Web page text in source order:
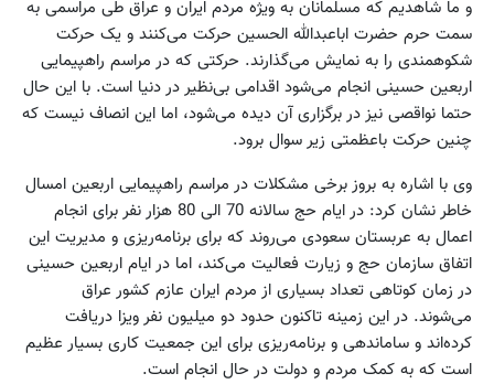
و ما شاهدیم که مسلمانان به ویژه مردم ایران و عراق طی مراسمی به
سمت حرم حضرت اباعبدالله الحسین حرکت می‌کنند و یک حرکت
شکوهمندی را به نمایش می‌گذارند. حرکتی که در مراسم راهپیمایی
اربعین حسینی انجام می‌شود اقدامی بی‌نظیر در دنیا است. با این حال
حتما نواقصی نیز در برگزاری آن دیده می‌شود، اما این انصاف نیست که
چنین حرکت باعظمتی زیر سوال برود.
وی با اشاره به بروز برخی مشکلات در مراسم راهپیمایی اربعین امسال
خاطر نشان کرد: در ایام حج سالانه 70 الی 80 هزار نفر برای انجام
اعمال به عربستان سعودی می‌روند که برای برنامه‌ریزی و مدیریت این
اتفاق سازمان حج و زیارت فعالیت می‌کند، اما در ایام اربعین حسینی
در زمان کوتاهی تعداد بسیاری از مردم ایران عازم کشور عراق
می‌شوند. در این زمینه تاکنون حدود دو میلیون نفر ویزا دریافت
کرده‌اند و ساماندهی و برنامه‌ریزی برای این جمعیت کاری بسیار عظیم
است که به کمک مردم و دولت در حال انجام است.